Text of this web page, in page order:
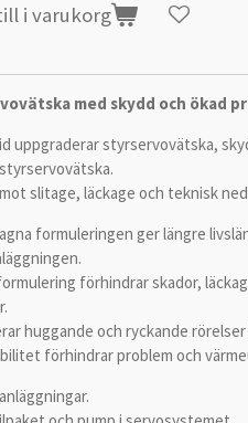
i varukorg
med skydd och ökad
uppgraderar styrservovätska,
slitage, läckage och teknisk
formuleringen ger längre
förhindrar skador,
huggande och ryckande
förhindrar problem och